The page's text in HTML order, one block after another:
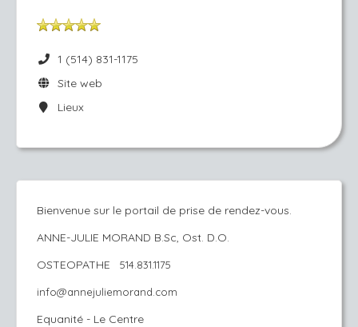
1 (514) 831-1175
Site web
Lieux
Bienvenue sur le portail de prise de rendez-vous.
ANNE-JULIE MORAND B.Sc, Ost. D.O.
OSTEOPATHE 514.831.1175
info@annejuliemorand.com
Equanité - Le Centre